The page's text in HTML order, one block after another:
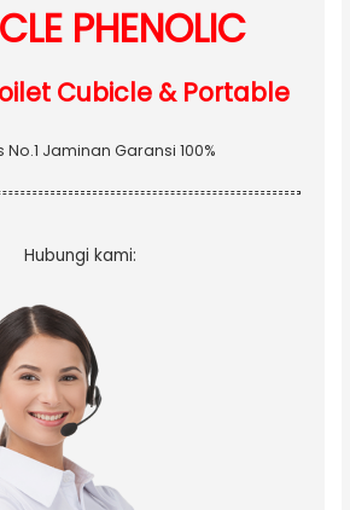
PHENOLIC
Cubicle & Portable
No.1 Jaminan Garansi 100%
Hubungi kami: